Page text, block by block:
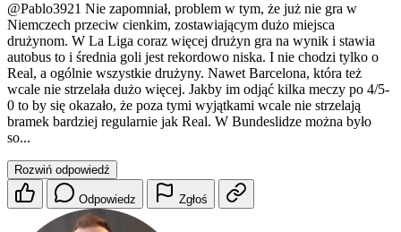
@Pablo3921 Nie zapomniał, problem w tym, że już nie gra w
Niemczech przeciw cienkim, zostawiającym dużo miejsca
drużynom. W La Liga coraz więcej drużyn gra na wynik i stawia
autobus to i średnia goli jest rekordowo niska. I nie chodzi tylko o
Real, a ogólnie wszystkie drużyny. Nawet Barcelona, która też
wcale nie strzelała dużo więcej. Jakby im odjąć kilka meczy po 4/5-
0 to by się okazało, że poza tymi wyjątkami wcale nie strzelają
bramek bardziej regularnie jak Real. W Bundeslidze można było
so...
Rozwiń odpowiedź
Odpowiedz Zgłoś